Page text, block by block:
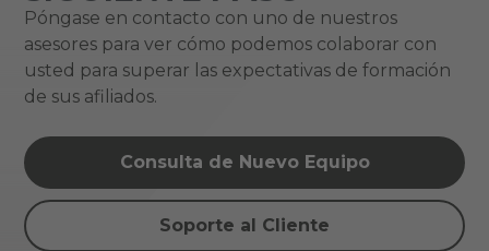
Póngase en contacto con uno de nuestros
asesores para ver cómo podemos colaborar con
usted para superar las expectativas de formación
de sus afiliados.
Consulta de Nuevo Equipo
Soporte al Cliente